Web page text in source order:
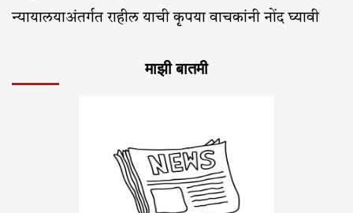
न्यायालयाअंतर्गत राहील याची कृपया वाचकांनी नोंद घ्यावी
माझी बातमी